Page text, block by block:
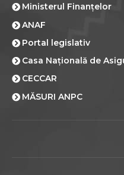
Ministerul Finanțelor
ANAF
Portal legislativ
Casa Națională de
CECCAR
MĂSURI ANPC